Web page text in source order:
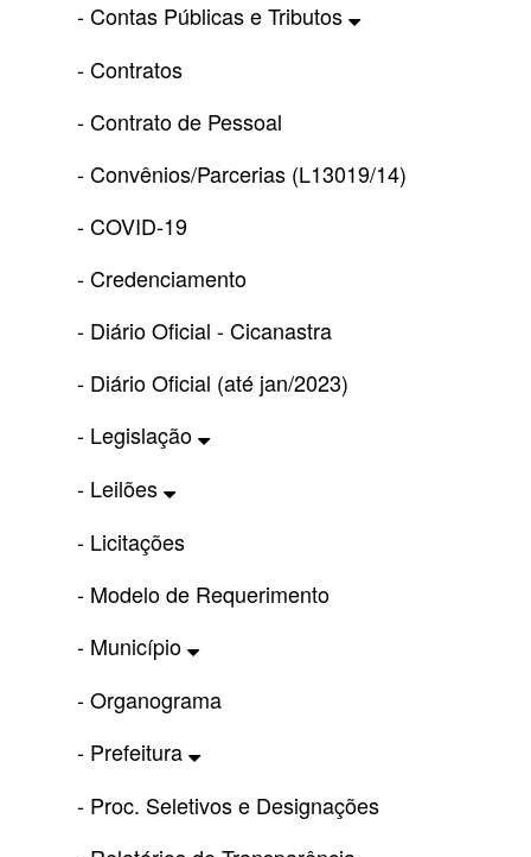
- Contas Públicas e Tributos
- Contratos
- Contrato de Pessoal
- Convênios/Parcerias (L13019/14)
- COVID-19
- Credenciamento
- Diário Oficial - Cicanastra
- Diário Oficial (até jan/2023)
- Legislação
- Leilões
- Licitações
- Modelo de Requerimento
- Município
- Organograma
- Prefeitura
- Proc. Seletivos e Designações